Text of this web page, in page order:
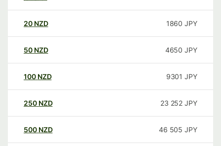
20 NZD 1860 JPY
50 NZD 4650 JPY
100 NZD 9301 JPY
250 NZD 23 252 JPY
500 NZD 46 505 JPY